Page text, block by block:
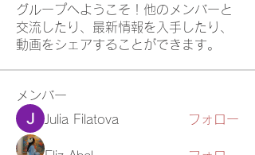
グループへようこそ！他のメンバーと
交流したり、最新情報を入手したり、
動画をシェアすることができます。
メンバー
Julia Filatova
フォロー